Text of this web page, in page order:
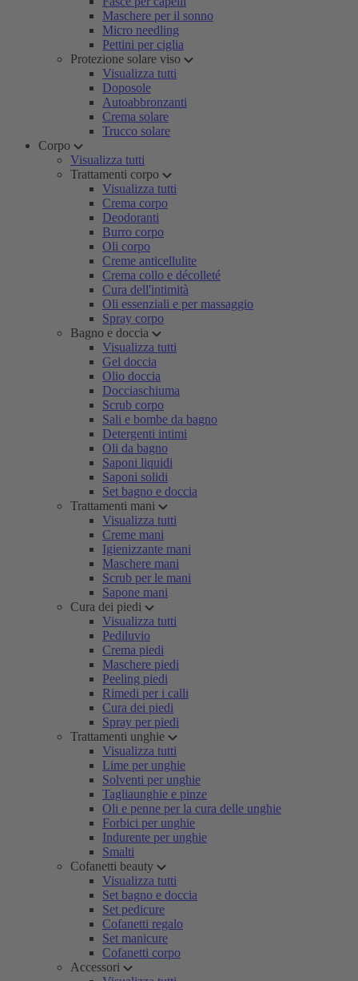
Maschere per il sonno
Micro needling
Pettini per ciglia
Protezione solare viso
Visualizza tutti
Doposole
Autoabbronzanti
Crema solare
Trucco solare
Corpo
Visualizza tutti
Trattamenti corpo
Visualizza tutti
Crema corpo
Deodoranti
Burro corpo
Oli corpo
Creme anticellulite
Crema collo e décolleté
Cura dell'intimità
Oli essenziali e per massaggio
Spray corpo
Bagno e doccia
Visualizza tutti
Gel doccia
Olio doccia
Docciaschiuma
Scrub corpo
Sali e bombe da bagno
Detergenti intimi
Oli da bagno
Saponi liquidi
Saponi solidi
Set bagno e doccia
Trattamenti mani
Visualizza tutti
Creme mani
Igienizzante mani
Maschere mani
Scrub per le mani
Sapone mani
Cura dei piedi
Visualizza tutti
Pediluvio
Crema piedi
Maschere piedi
Peeling piedi
Rimedi per i calli
Cura dei piedi
Spray per piedi
Trattamenti unghie
Visualizza tutti
Lime per unghie
Solventi per unghie
Tagliaunghie e pinze
Oli e penne per la cura delle unghie
Forbici per unghie
Indurente per unghie
Smalti
Cofanetti beauty
Visualizza tutti
Set bagno e doccia
Set pedicure
Cofanetti regalo
Set manicure
Cofanetti corpo
Accessori